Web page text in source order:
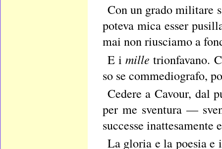
Con un grado militare
poteva mica esser
mai non riusciamo a
E imille trionfavano.
so se commediografo,
Cedere a Cavour, dal
per me sventura —
successe inattesamente
La gloria e la poesia e